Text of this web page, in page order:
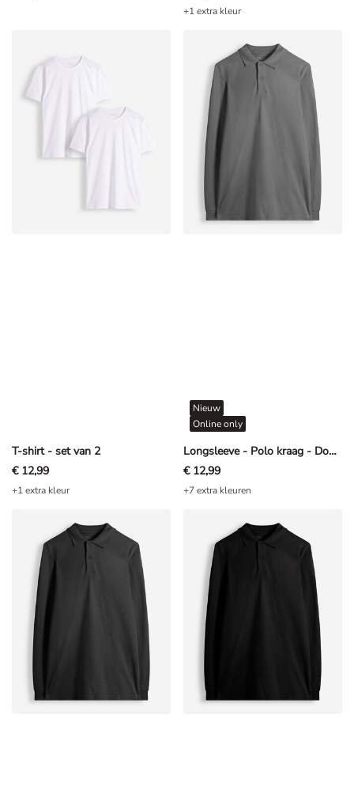
+1 extra kleur
T-shirt - set van 2
€ 12,99
+1 extra kleur
Longsleeve - Polo kraag - Donkergrijs
Nieuw
Online only
€ 12,99
+7 extra kleuren